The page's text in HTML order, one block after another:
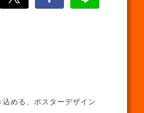
める、ポスターデザイン